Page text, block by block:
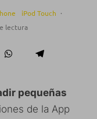
iPod Touch ·
lectura
pequeñas
de la App